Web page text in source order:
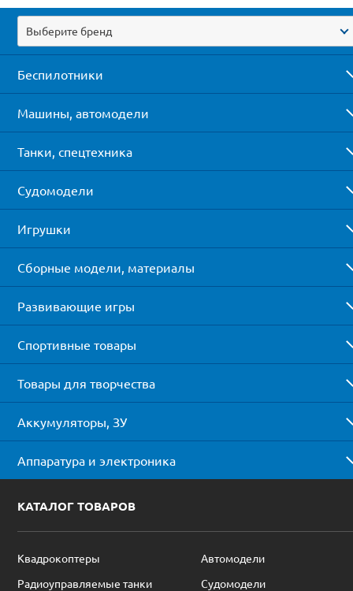
Выберите бренд
Беспилотники
Машины, автомодели
Танки, спецтехника
Судомодели
Игрушки
Сборные модели, материалы
Развивающие игры
Спортивные товары
Товары для творчества
Аккумуляторы, ЗУ
Аппаратура и электроника
КАТАЛОГ ТОВАРОВ
Квадрокоптеры
Автомодели
Радиоуправляемые танки
Судомодели